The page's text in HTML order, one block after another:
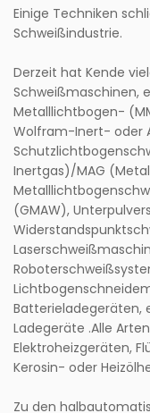
Einige Techniken
Schweißindustrie.
Derzeit hat Kende
Schweißmaschinen,
Metalllichtbogen-
Wolfram-Inert- oder
Inertgas)/MAG
(GMAW),
Batterieladegeräten,
Ladegeräte .Alle
Elektroheizgeräten,
Kerosin- oder
Zu den